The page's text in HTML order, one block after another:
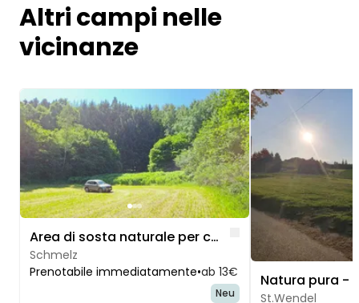
Altri campi nelle
vicinanze
Image 1 of 3
Area di sosta naturale per campeggiatori autosufficienti
Schmelz
Prenotabile immediatamente•ab 13€
Like
Neu
Image 1 of 4
St.Wendel